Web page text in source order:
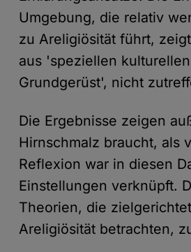
Umgebung, die relativ
zu Areligiösität führt,
aus 'speziellen
Grundgerüst', nicht
Die Ergebnisse zeigen
Hirnschmalz braucht, als
Reflexion war in diesen
Einstellungen verknüpft.
Theorien, die
Areligiösität betrachten,